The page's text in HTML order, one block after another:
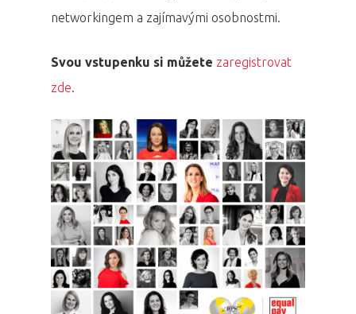
networkingem a zajímavými osobnostmi.
Svou vstupenku si můžete zaregistrovat
zde.